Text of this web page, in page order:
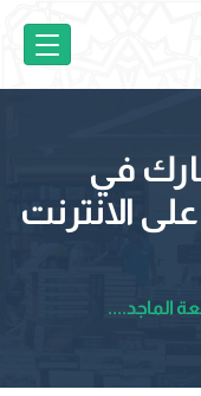
في
الانترنت
الماجد....